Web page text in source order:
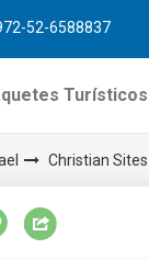
52-6588837
Turísticos
Christian Sites